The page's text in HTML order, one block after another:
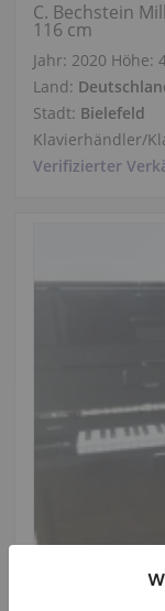
C. Bechstein
116 cm
Jahr: 2020 Höhe:
Land:
Stadt: Bielefeld
Klavierhändler/
Verifizierter